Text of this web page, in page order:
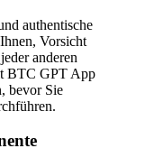
authentische
Vorsicht
anderen
BTC GPT App
bevor Sie